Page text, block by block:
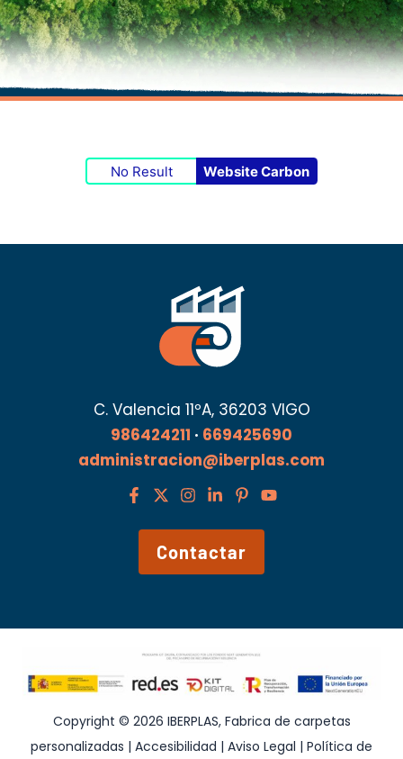
No Result Website Carbon
C. Valencia 11ºA, 36203 VIGO
986424211 · 669425690
administracion@iberplas.com
Contactar
Copyright © 2026 IBERPLAS, Fabrica de carpetas
personalizadas | Accesibilidad | Aviso Legal | Política de